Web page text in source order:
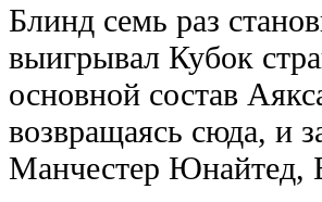
Блинд семь раз
выигрывал Кубок
основной состав
возвращаясь сюда, и
Манчестер Юнайтед,